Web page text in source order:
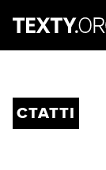
СТАТТІ